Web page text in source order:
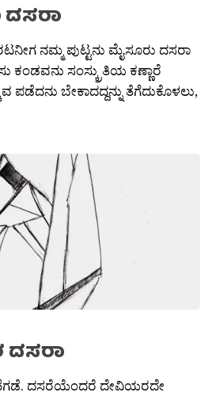
ದಸರಾ
ನಮ್ಮ ಪುಟ್ಟನು ಮೈಸೂರು ದಸರಾ
ಕಂಡವನು ಸಂಸ್ಕ್ರುತಿಯ ಕಣ್ಣಾರೆ
ಪಡೆದನು ಬೇಕಾದದ್ದನ್ನು ತೆಗೆದುಕೊಳಲು,
ಹೆಗಡೆ. ದಸರೆಯೆಂದರೆ ದೇವಿಯರದೇ